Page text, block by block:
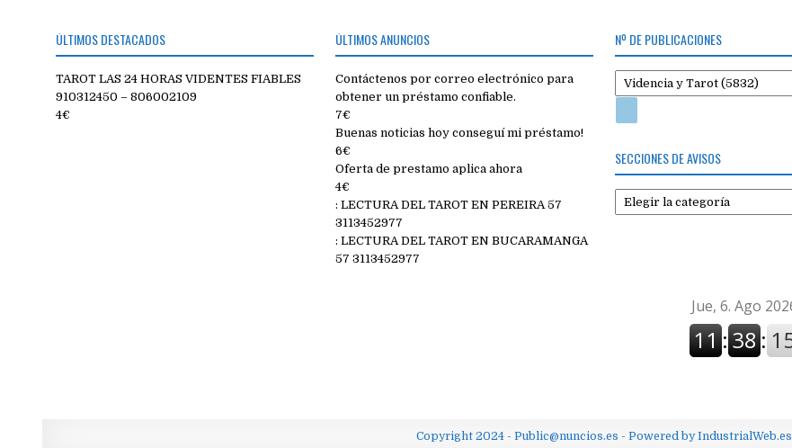
ÚLTIMOS DESTACADOS
TAROT LAS 24 HORAS VIDENTES FIABLES
910312450 – 806002109
4€
ÚLTIMOS ANUNCIOS
Contáctenos por correo electrónico para
obtener un préstamo confiable.
7€
Buenas noticias hoy conseguí mi préstamo!
6€
Oferta de prestamo aplica ahora
4€
: LECTURA DEL TAROT EN PEREIRA 57
3113452977
: LECTURA DEL TAROT EN BUCARAMANGA
57 3113452977
Nº DE PUBLICACIONES
SECCIONES DE AVISOS
Secciones
de
Copyright 2024 - Public@nuncios.es - Powered by IndustrialWeb.es